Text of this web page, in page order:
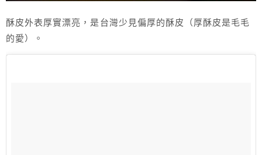
酥皮外表厚實漂亮，是台灣少見偏厚的酥皮（厚酥皮是毛毛
的愛）。